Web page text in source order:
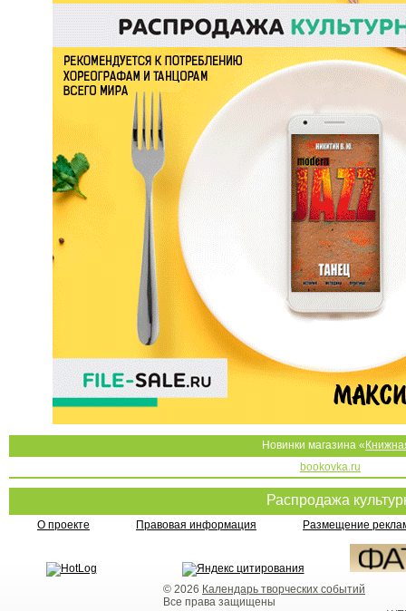
Новинки магазина «
bookovka.ru
Распродажа
О проекте Правовая информация Размещение
© 2026 Календарь творческих событий
Все права защищены